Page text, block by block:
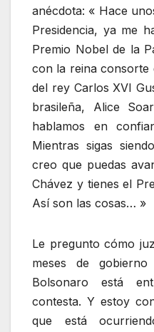
anécdota: « Hace
Presidencia, ya me
Premio Nobel de la
con la reina consorte
del rey Carlos XVI
brasileña, Alice
hablamos en
Mientras sigas
creo que puedas
Chávez y tienes el
Así son las cosas… »
Le pregunto cómo
meses de
Bolsonaro está
contesta. Y estoy
que está